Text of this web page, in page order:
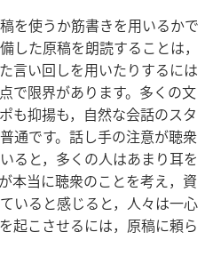
を使うか筋書きを用いるかで
した原稿を朗読することは，
言い回しを用いたりするには
で限界があります。多くの文
も抑揚も，自然な会話のスタ
通です。話し手の注意が聴衆
ると，多くの人はあまり耳を
本当に聴衆のことを考え，資
いると感じると，人々は一心
起こさせるには，原稿に頼ら